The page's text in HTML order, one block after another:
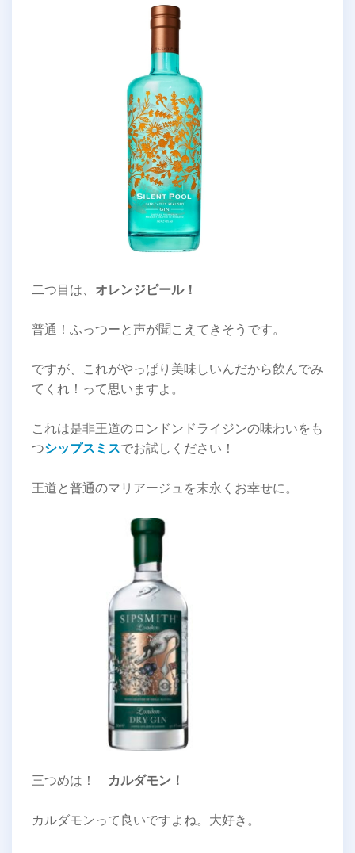
二つ目は、 オレンジピール！
普通！ふっつーと声が聞こえてきそうです。
ですが、これがやっぱり美味しいんだから飲んでみ
てくれ！って思いますよ。
これは是非王道のロンドンドライジンの味わいをも
つシップスミスでお試しください！
王道と普通のマリアージュを末永くお幸せに。
三つめは！ カルダモン！
カルダモンって良いですよね。大好き。